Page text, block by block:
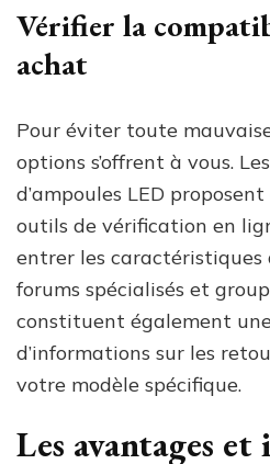
Vérifier la
achat
Pour éviter toute
options s’offrent à vous.
d’ampoules LED
outils de vérification en
entrer les caractéristiques
forums spécialisés et
constituent également
d’informations sur les
votre modèle spécifique.
Les avantages